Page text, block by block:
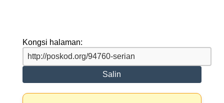
Kongsi halaman:
Salin